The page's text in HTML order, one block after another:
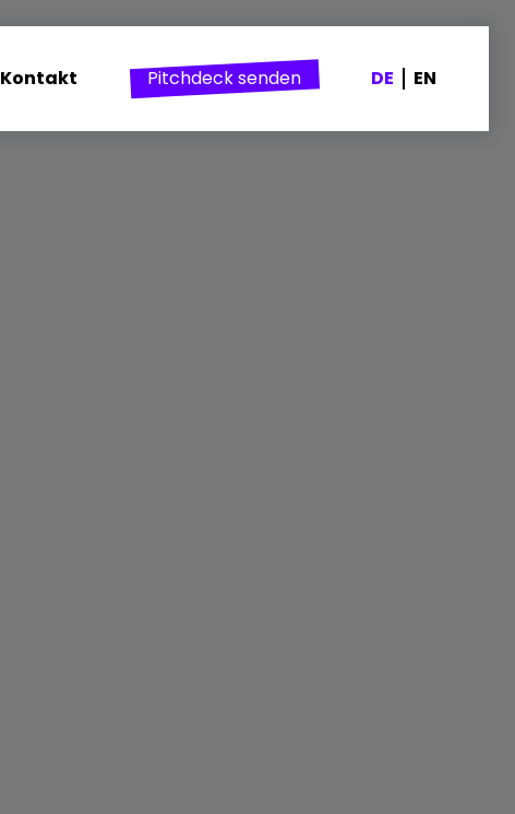
Kontakt Pitchdeck senden DE EN